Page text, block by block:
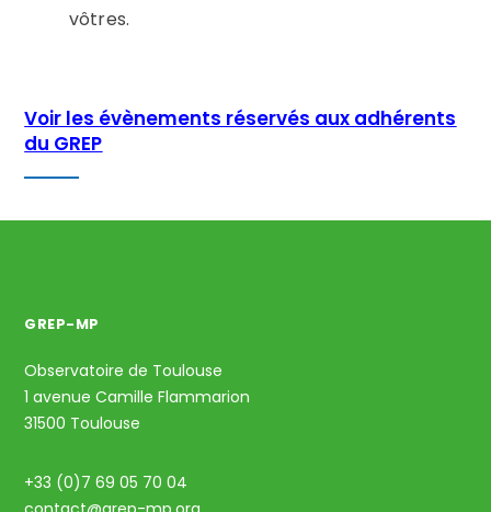
vôtres.
Voir les évènements réservés aux adhérents
du GREP
GREP-MP
Observatoire de Toulouse
1 avenue Camille Flammarion
31500 Toulouse
+33 (0)7 69 05 70 04